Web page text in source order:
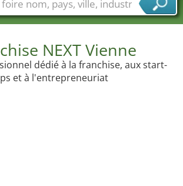
NEXT Vienne
dédié à la franchise, aux start-
et à l'entrepreneuriat
Pays Villes
Secteurs de foire